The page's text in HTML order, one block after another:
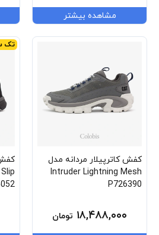
مشاهده بیشتر
کفش کاترپیلار مردانه مدل
Intruder Lightning Mesh
P726390
۱۸,۴۸۸,۰۰۰ تومان
تک
کفش